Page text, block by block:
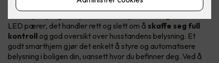
LED pærer, det handler rett og slett om å skaffe seg full
kontroll og god oversikt over husstandens belysning. Et
godt smarthjem gjør det enkelt å styre og automatisere
belysning i boligen din, uansett hvor du befinner deg. Ved å